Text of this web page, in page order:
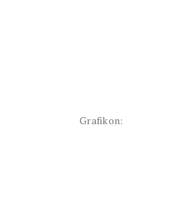
Grafikon: